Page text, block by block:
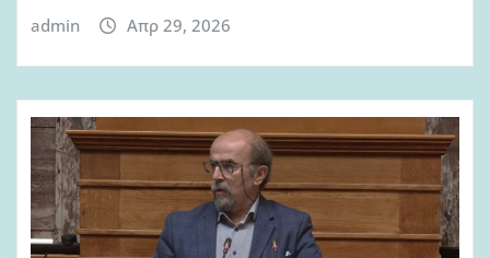
admin Απρ 29, 2026